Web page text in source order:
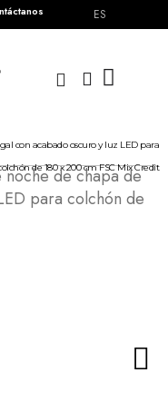
ES
con acabado oscuro y luz LED para
de 180 x 200 cm FSC Mix Credit